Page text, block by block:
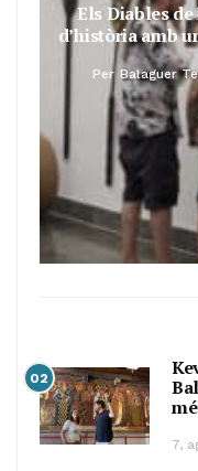
Els Diables
d’història amb
Per Balaguer
02
7,